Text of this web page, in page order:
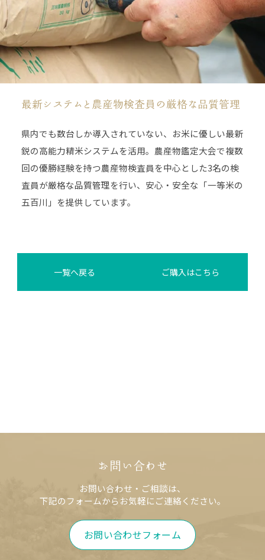
最新システムと農産物検査員の厳格な品質管理
県内でも数台しか導入されていない、お米に優しい最新
鋭の高能力精米システムを活用。農産物鑑定大会で複数
回の優勝経験を持つ農産物検査員を中心とした3名の検
査員が厳格な品質管理を行い、安心・安全な「一等米の
五百川」を提供しています。
一覧へ戻る ご購入はこちら
お問い合わせ
お問い合わせ・ご相談は、
下記のフォームからお気軽にご連絡ください。
お問い合わせフォーム